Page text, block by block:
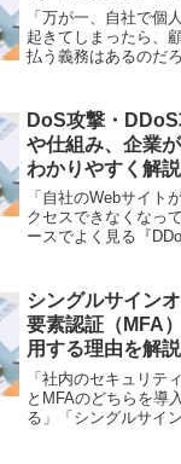
「万が一、自社で個
起きてしまったら、
払う義務はあるのだ
のだろう」このよう
る企業の経営者、法
DoS攻撃・
や仕組み、企業
わかりやすく解説
「自社のWebサイト
クセスできなくなっ
ースでよく見る『
オンラインで完結す
ィンとなる中、We...
シングルサイン
要素認証（MFA
用する理由を解説
「社内のセキュリテ
とMFAのどちらを導
る」「シングルサイ